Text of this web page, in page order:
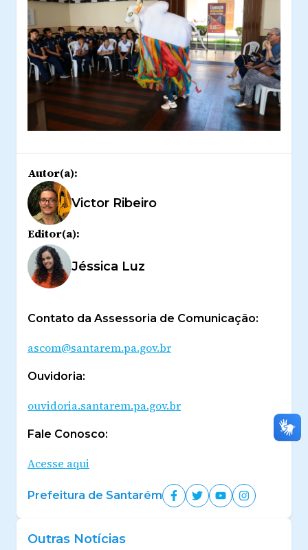
Autor(a):
Victor Ribeiro
Editor(a):
Jéssica Luz
Contato da Assessoria de Comunicação:
ascom@santarem.pa.gov.br
Ouvidoria:
ouvidoria.santarem.pa.gov.br
Fale Conosco:
Acesse aqui
Prefeitura de Santarém
Outras Notícias